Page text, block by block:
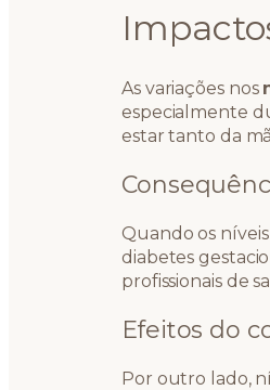
As variações nos
especialmente
estar tanto da
Quando os
diabetes
profissionais de
Efeitos do
Por outro lado,